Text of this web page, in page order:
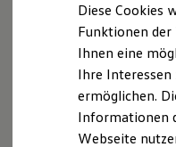
Für
Für
Leasing
Für
Für
Versicherungen
Garantien
Kfz-
79341 Kenzingen
Handelsregister: HRB
Registergericht:
Vertreten durch:
Markus Dinkel
Diese Cookies
Funktionen der
Ihnen eine
Ihre Interessen
ermöglichen.
Informationen
Webseite